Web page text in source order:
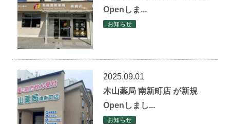
Openしま...
お知らせ
2025.09.01
木山薬局 南新町店 が新規
Openしまし...
お知らせ